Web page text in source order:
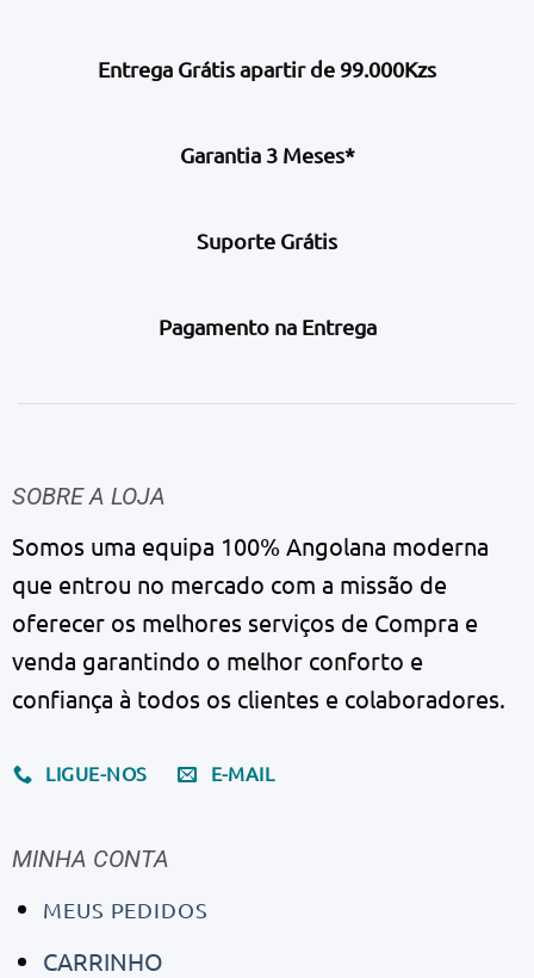
Entrega Grátis apartir de 99.000Kzs
Garantia 3 Meses*
Suporte Grátis
Pagamento na Entrega
SOBRE A LOJA
Somos uma equipa 100% Angolana moderna
que entrou no mercado com a missão de
oferecer os melhores serviços de Compra e
venda garantindo o melhor conforto e
confiança à todos os clientes e colaboradores.
LIGUE-NOS E-MAIL
MINHA CONTA
MEUS PEDIDOS
CARRINHO